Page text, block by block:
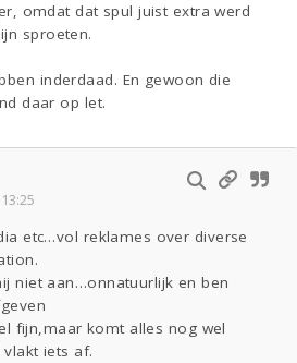
omdat dat spul juist extra werd
sproeten.
inderdaad. En gewoon die
daar op let.
etc…vol reklames over diverse
niet aan…onnatuurlijk en ben
fijn,maar komt alles nog wel
iets af.